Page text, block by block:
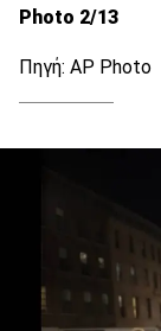
Photo 2/13
Πηγή: AP Photo